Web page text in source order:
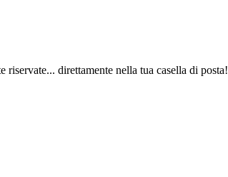
direttamente nella tua casella di posta!